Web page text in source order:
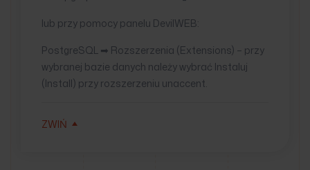
lub przy pomocy panelu DevilWEB:
PostgreSQL ➡ Rozszerzenia (Extensions) – przy
wybranej bazie danych należy wybrać Instaluj
(Install) przy rozszerzeniu unaccent.
ZWIŃ